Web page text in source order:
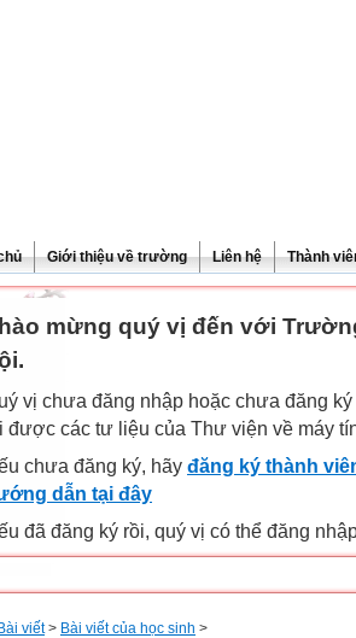
Giới thiệu về trường Liên hệ Thành
mừng quý vị đến với
vị chưa đăng nhập hoặc chưa đăng
được các tư liệu của Thư viện về máy
chưa đăng ký, hãy đăng ký thành
dẫn tại đây
đã đăng ký rồi, quý vị có thể đăng
Bài viết> Bài viết của học sinh >